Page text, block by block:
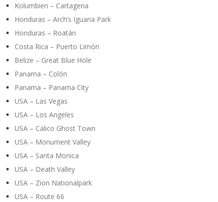
Kolumbien – Cartagena
Honduras – Arch’s Iguana Park
Honduras – Roatán
Costa Rica – Puerto Limón
Belize – Great Blue Hole
Panama – Colón
Panama – Panama City
USA – Las Vegas
USA – Los Angeles
USA – Calico Ghost Town
USA – Monument Valley
USA – Santa Monica
USA – Death Valley
USA – Zion Nationalpark
USA – Route 66